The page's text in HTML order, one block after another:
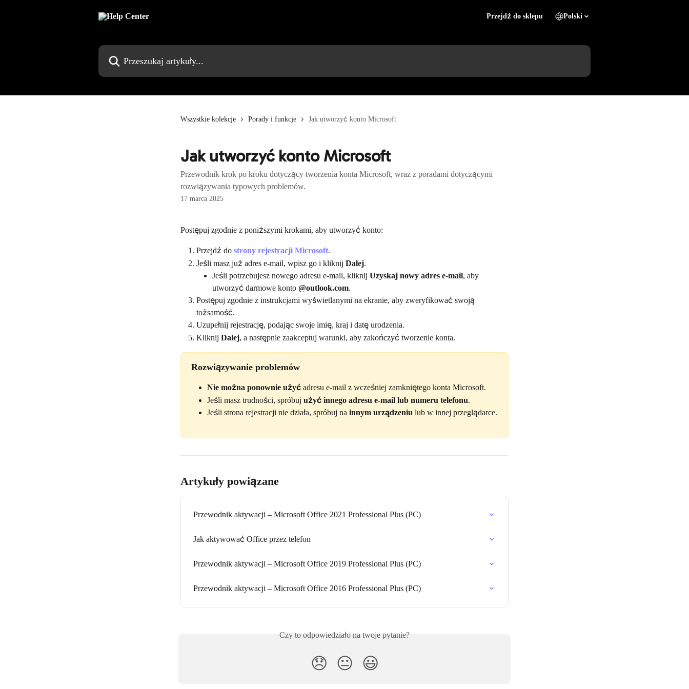
Przejdź do sklepu Polski
Przeszukaj artykuły...
Wszystkie kolekcje Porady i funkcje Jak utworzyć konto Microsoft
Jak utworzyć konto Microsoft
Przewodnik krok po kroku dotyczący tworzenia konta Microsoft, wraz z poradami dotyczącymi
rozwiązywania typowych problemów.
17 marca 2025
Postępuj zgodnie z poniższymi krokami, aby utworzyć konto:
Przejdź do strony rejestracji Microsoft.
Jeśli masz już adres e-mail, wpisz go i kliknij Dalej.
Jeśli potrzebujesz nowego adresu e-mail, kliknij Uzyskaj nowy adres e-mail, aby
utworzyć darmowe konto @outlook.com.
Postępuj zgodnie z instrukcjami wyświetlanymi na ekranie, aby zweryfikować swoją
tożsamość.
Uzupełnij rejestrację, podając swoje imię, kraj i datę urodzenia.
Kliknij Dalej, a następnie zaakceptuj warunki, aby zakończyć tworzenie konta.
Rozwiązywanie problemów
Nie można ponownie użyć adresu e-mail z wcześniej zamkniętego konta Microsoft.
Jeśli masz trudności, spróbuj użyć innego adresu e-mail lub numeru telefonu.
Jeśli strona rejestracji nie działa, spróbuj na innym urządzeniu lub w innej przeglądarce.
Artykuły powiązane
Przewodnik aktywacji – Microsoft Office 2021 Professional Plus (PC)
Jak aktywować Office przez telefon
Przewodnik aktywacji – Microsoft Office 2019 Professional Plus (PC)
Przewodnik aktywacji – Microsoft Office 2016 Professional Plus (PC)
Czy to odpowiedziało na twoje pytanie?
😞 😐 😃